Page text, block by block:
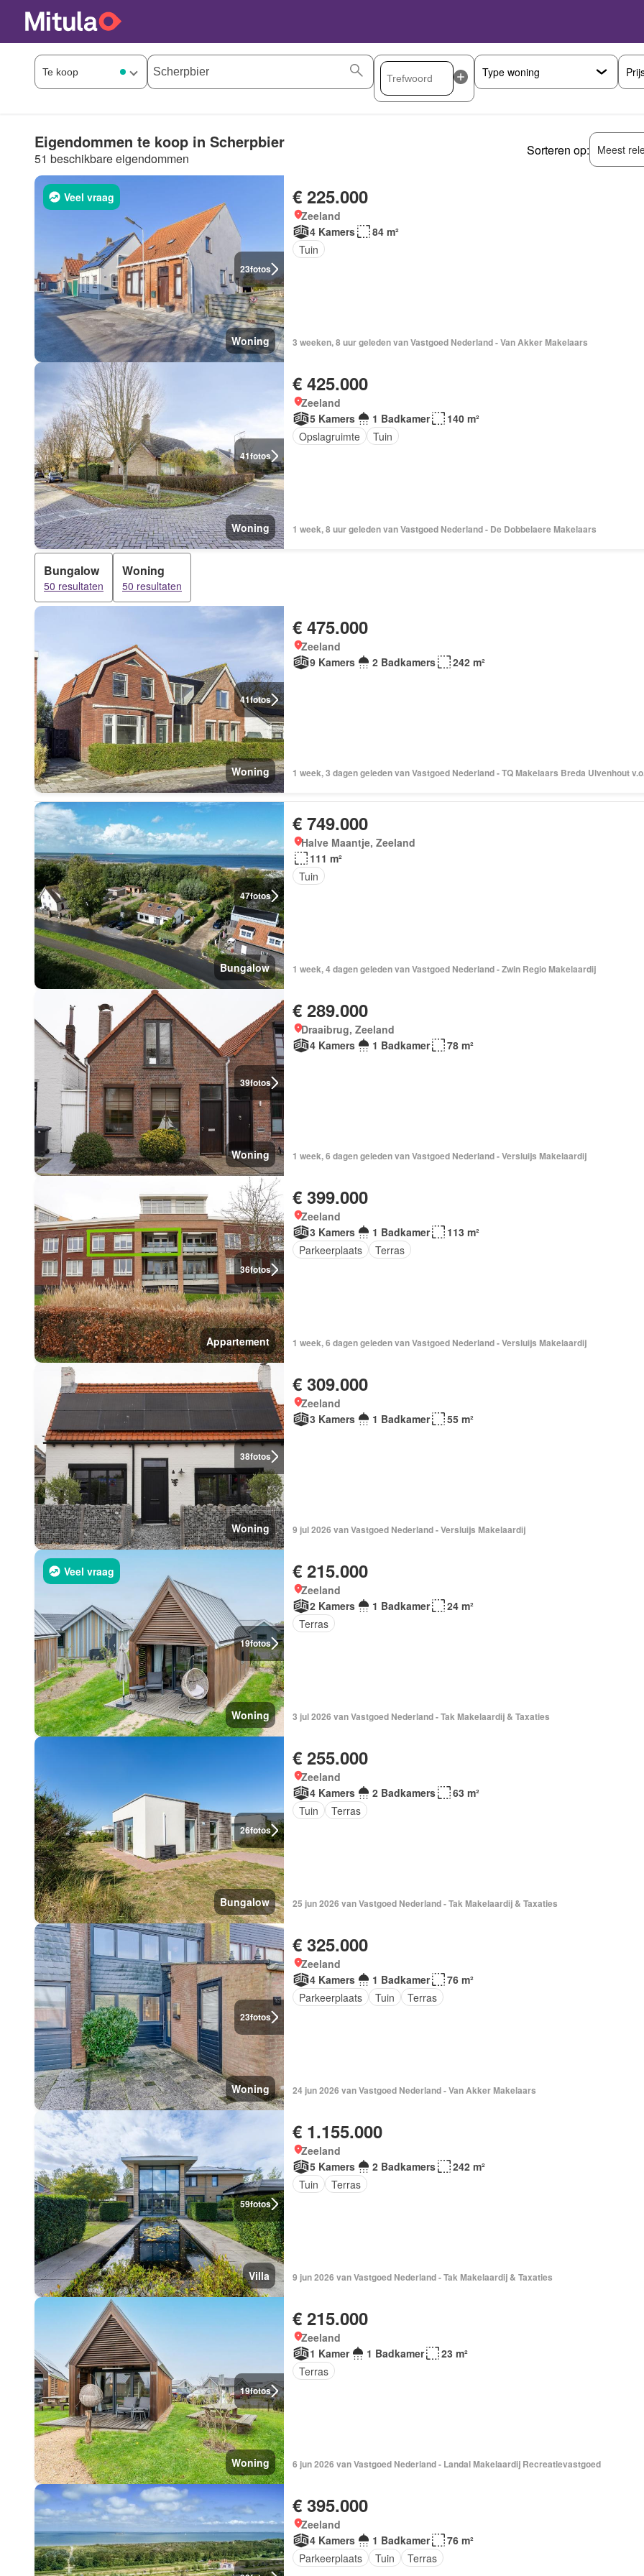
Eigendommen te koop in Scherpbier
51 beschikbare eigendommen
Sorteren op: Meest
23fotos
Veel vraag
Woning
€ 225.000
Zeeland
4 Kamers
84 m²
Tuin
3 weeken, 8 uur geleden van Vastgoed Nederland - Van Akker Makelaars
41fotos
Woning
€ 425.000
Zeeland
5 Kamers
1 Badkamer
140 m²
Opslagruimte
Tuin
1 week, 8 uur geleden van Vastgoed Nederland - De Dobbelaere Makelaars
Bungalow
50 resultaten
Woning
50 resultaten
41fotos
Woning
€ 475.000
Zeeland
9 Kamers
2 Badkamers 242 m²
1 week, 3 dagen geleden van Vastgoed Nederland - TQ Makelaars Breda Ulvenhout
47fotos
Bungalow
€ 749.000
Halve Maantje, Zeeland
111 m²
Tuin
1 week, 4 dagen geleden van Vastgoed Nederland - Zwin Regio Makelaardij
39fotos
Woning
€ 289.000
Draaibrug, Zeeland
4 Kamers
1 Badkamer 78 m²
1 week, 6 dagen geleden van Vastgoed Nederland - Versluijs Makelaardij
36fotos
Appartement
€ 399.000
Zeeland
3 Kamers
1 Badkamer
113 m²
Parkeerplaats
Terras
1 week, 6 dagen geleden van Vastgoed Nederland - Versluijs Makelaardij
38fotos
Woning
€ 309.000
Zeeland
3 Kamers
1 Badkamer 55 m²
9 jul 2026 van Vastgoed Nederland - Versluijs Makelaardij
19fotos
Veel vraag
Woning
€ 215.000
Zeeland
2 Kamers
1 Badkamer
24 m²
Terras
3 jul 2026 van Vastgoed Nederland - Tak Makelaardij & Taxaties
26fotos
Bungalow
€ 255.000
Zeeland
4 Kamers
2 Badkamers
63 m²
Tuin
Terras
25 jun 2026 van Vastgoed Nederland - Tak Makelaardij & Taxaties
23fotos
Woning
€ 325.000
Zeeland
4 Kamers
1 Badkamer
76 m²
Parkeerplaats
Tuin Terras
24 jun 2026 van Vastgoed Nederland - Van Akker Makelaars
59fotos
Villa
€ 1.155.000
Zeeland
5 Kamers
2 Badkamers
242 m²
Tuin
Terras
9 jun 2026 van Vastgoed Nederland - Tak Makelaardij & Taxaties
19fotos
Woning
€ 215.000
Zeeland
1 Kamer
1 Badkamer
23 m²
Terras
6 jun 2026 van Vastgoed Nederland - Landal Makelaardij Recreatievastgoed
€ 395.000
Zeeland
4 Kamers
1 Badkamer
76 m²
Parkeerplaats
Tuin Terras